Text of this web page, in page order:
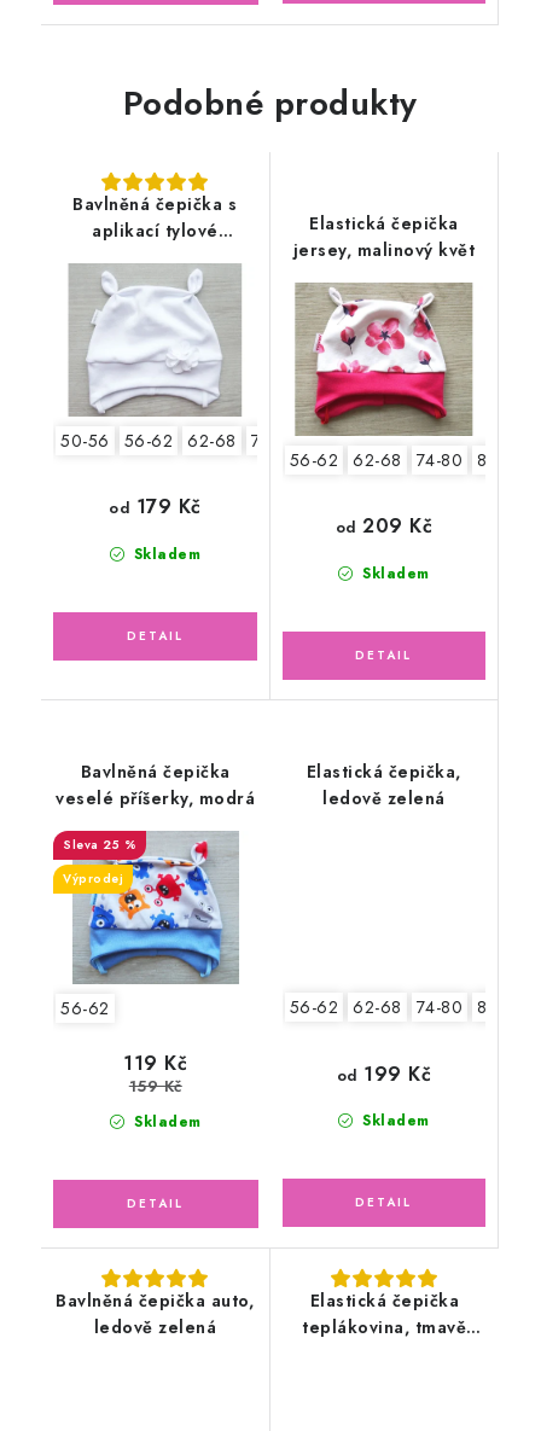
Podobné produkty
Bavlněná čepička s
aplikací tylové
květinky, bílá
50-56 56-62 62-68 74-80 80-86
Skladem
od 179 Kč
Elastická čepička
jersey, malinový květ
56-62 62-68 74-80 80-86
Skladem
od 209 Kč
Bavlněná čepička
veselé příšerky, modrá
25 %
Výprodej
56-62
Skladem
119 Kč
159 Kč
Elastická čepička,
ledově zelená
56-62 62-68 74-80 80-86
Skladem
od 199 Kč
Bavlněná čepička auto,
ledově zelená
Elastická čepička
teplákovina, tmavě